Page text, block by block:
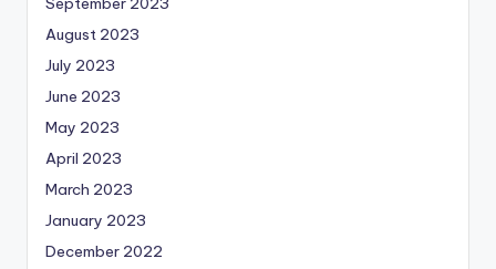
August 2023
July 2023
June 2023
May 2023
April 2023
March 2023
January 2023
December 2022